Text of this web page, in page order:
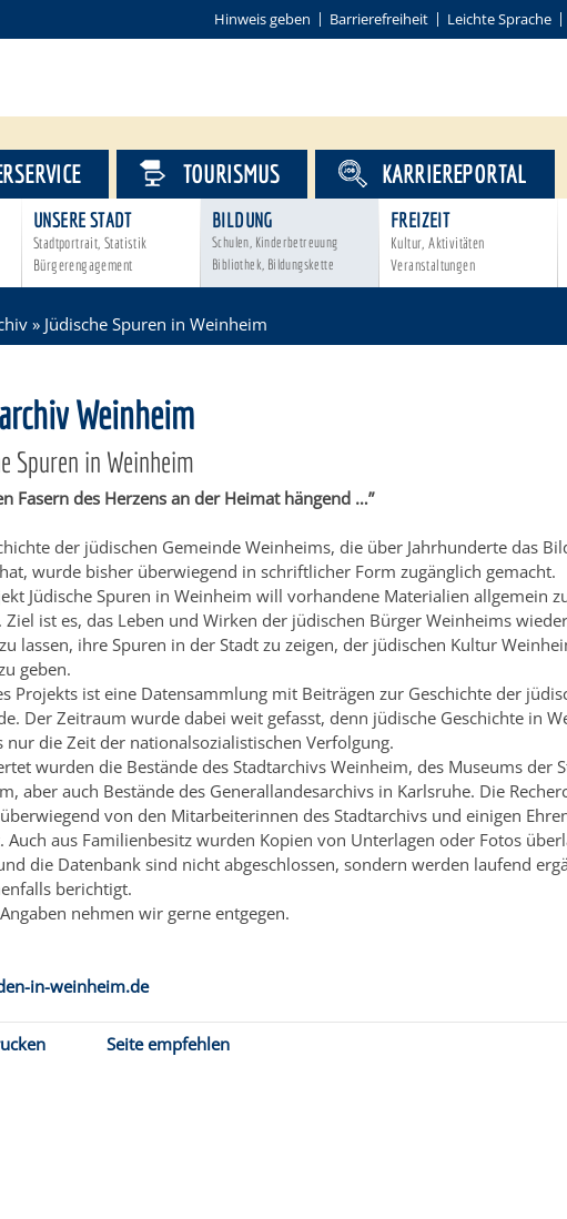
Hinweis geben Barrierefreiheit Leichte Sprache
UNSERE STADT
Stadtportrait, Statistik
Bürgerengagement
BILDUNG
Schulen, Kinderbetreuung
Bibliothek, Bildungskette
FREIZEIT
Kultur, Aktivitäten
Veranstaltungen
TOURISMUS KARRIEREPORTAL
» Jüdische Spuren in Weinheim
Weinheim
Spuren in Weinheim
Fasern des Herzens an der Heimat hängend …”
der jüdischen Gemeinde Weinheims, die über Jahrhunderte das
wurde bisher überwiegend in schriftlicher Form zugänglich gemacht.
Jüdische Spuren in Weinheim will vorhandene Materialien allgemein
Ziel ist es, das Leben und Wirken der jüdischen Bürger Weinheims
lassen, ihre Spuren in der Stadt zu zeigen, der jüdischen Kultur
geben.
Projekts ist eine Datensammlung mit Beiträgen zur Geschichte der
Der Zeitraum wurde dabei weit gefasst, denn jüdische Geschichte in
nur die Zeit der nationalsozialistischen Verfolgung.
wurden die Bestände des Stadtarchivs Weinheim, des Museums der
aber auch Bestände des Generallandesarchivs in Karlsruhe. Die
von den Mitarbeiterinnen des Stadtarchivs und einigen
Auch aus Familienbesitz wurden Kopien von Unterlagen oder Fotos
die Datenbank sind nicht abgeschlossen, sondern werden laufend
berichtigt.
nehmen wir gerne entgegen.
in-weinheim.de
Seite empfehlen